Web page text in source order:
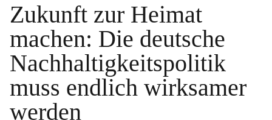
Zukunft zur Heimat
machen: Die deutsche
Nachhaltigkeitspolitik
muss endlich wirksamer
werden